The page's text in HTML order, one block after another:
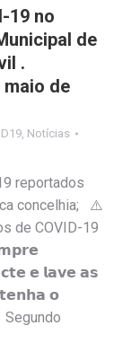
19 no
de
.
maio de
, Notícias
reportados
concelhia; ⚠️
de COVID-19
𝗲 𝗹𝗮𝘃𝗲 𝗮𝘀
𝗼